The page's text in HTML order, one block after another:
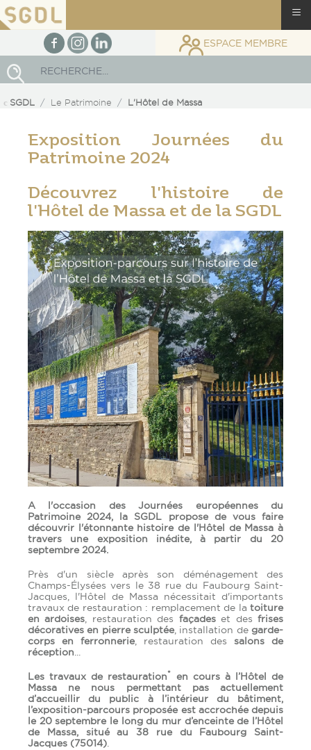
facebookInstagram
linkedin ESPACE MEMBRE
SGDL Le Patrimoine L'Hôtel de Massa
Exposition Journées du
Patrimoine 2024
Découvrez l'histoire de
l'Hôtel de Massa et de la SGDL
A l'occasion des Journées européennes du
Patrimoine 2024, la SGDL propose de vous faire
découvrir l'étonnante histoire de l'Hôtel de Massa à
travers une exposition inédite, à partir du 20
septembre 2024.
Près d'un siècle après son déménagement des
Champs-Élysées vers le 38 rue du Faubourg Saint-
Jacques, l'Hôtel de Massa nécessitait d'importants
travaux de restauration : remplacement de la toiture
en ardoises , restauration des façadeset desfrises
décoratives en pierre sculptée , installation de garde-
corps en ferronnerie , restauration des salons de
réception
Les travaux de restauration*
en cours à l’Hôtel de
Massa ne nous permettant pas actuellement
d’accueillir du public à l’intérieur du bâtiment,
l’exposition-parcours proposée est accrochée depuis
le 20 septembre le long du mur d’enceinte de l’Hôtel
de Massa, situé au 38 rue du Faubourg Saint-
Jacques (75014)
≡